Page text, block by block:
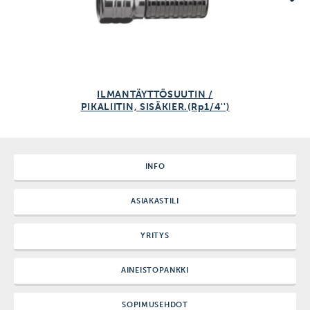
ILMANTÄYTTÖSUUTIN /
PIKALIITIN, SISÄKIER.(Rp1/4'')
INFO
ASIAKASTILI
YRITYS
AINEISTOPANKKI
SOPIMUSEHDOT